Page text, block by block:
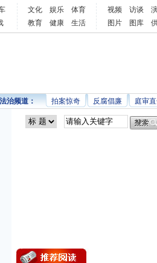
文化 娱乐
体育
教育
健康 生活
视频 访谈
图片
图库
庭审
反腐倡廉
拍案惊奇
治频道：